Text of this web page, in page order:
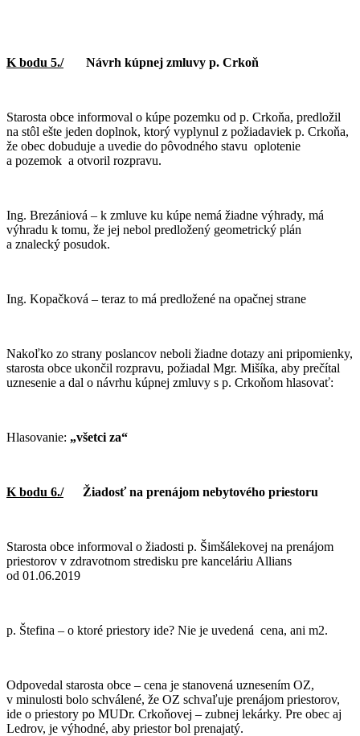
K bodu 5./ Návrh kúpnej zmluvy p. Crkoň
Starosta obce informoval o kúpe pozemku od p. Crkoňa, predložil
na stôl ešte jeden doplnok, ktorý vyplynul z požiadaviek p. Crkoňa,
že obec dobuduje a uvedie do pôvodného stavu oplotenie
a pozemok a otvoril rozpravu.
Ing. Brezániová – k zmluve ku kúpe nemá žiadne výhrady, má
výhradu k tomu, že jej nebol predložený geometrický plán
a znalecký posudok.
Ing. Kopačková – teraz to má predložené na opačnej strane
Nakoľko zo strany poslancov neboli žiadne dotazy ani pripomienky,
starosta obce ukončil rozpravu, požiadal Mgr. Mišíka, aby prečítal
uznesenie a dal o návrhu kúpnej zmluvy s p. Crkoňom hlasovať:
Hlasovanie: „všetci za“
K bodu 6./Žiadosť na prenájom nebytového priestoru
Starosta obce informoval o žiadosti p. Šimšálekovej na prenájom
priestorov v zdravotnom stredisku pre kanceláriu Allians
od 01.06.2019
p. Štefina – o ktoré priestory ide? Nie je uvedená cena, ani m2.
Odpovedal starosta obce – cena je stanovená uznesením OZ,
v minulosti bolo schválené, že OZ schvaľuje prenájom priestorov,
ide o priestory po MUDr. Crkoňovej – zubnej lekárky. Pre obec aj
Ledrov, je výhodné, aby priestor bol prenajatý.